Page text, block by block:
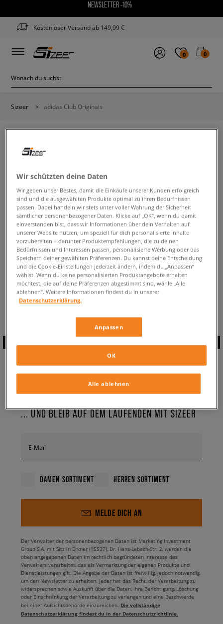
NEWSLETTER -10%
Kostenloser Versand ab 149,99 €
0 0
Sizeer > adidas Club Originals
Ändere den Suchbegriff. Versuche, weniger Filter zu
verwenden.
ZURÜCK ZUM SHOP
Aktuell schaust du:adidas Club OriginalsKollektion
Verfügbare Anzahl:0
ABONNIERE UNSEREN
NEWSLETTER
... UND BLEIB AUF DEM LAUFENDEN MIT SIZEER
E-Mail
DAMEN SORTIMENT HERREN SORTIMENT
MELDE DICH AN
Der Verwalter der personenbezogenen Daten ist Marketing Investment
Group S.A. mit Sitz in Erkner (15537), Dr. Hans-Lebach-Str. 2, werden die
oben angegebenen Daten im rechtlich begründeten Interesse des
Verwalters verarbeitet, das als Vermarktung der eigenen Produkte und
Dienstleistungen gilt. Die Angabe der Daten ist freiwillig, jedoch notwendig,
um den Newsletter zu erhalten. Jeder hat das Recht, der Verarbeitung zu
widersprechen sowie Auskunft über die Daten, ihre Berichtigung, Löschung
oder Einschränkung der Verarbeitung zu verlangen und eine Beschwerde
bei einer Aufsichtsbehörde einzureichen. Die vollständige
Datenschutzerklärung findest du in der Datenschutzrichtlinie.
Wir schützten deine Daten
Wir geben unser Bestes, damit die Einkäufe unserer Kunden erfolgreich
sind und die ausgewählten Produkte optimal zu ihren Bedürfnissen
passen. Dabei handeln wir stets unter voller Wahrung der Sicherheit
sämtlicher personenbezogener Daten. Klicke auf „OK“, wenn du damit
einverstanden bist, dass wir Informationen über dein Verhalten auf
unserer Website nutzen, um speziell für dich personalisierte Inhalte
vorzubereiten – darunter Produktempfehlungen, die zu deinen
Bedürfnissen und Interessen passen, personalisierte Werbung oder das
Speichern deiner gewählten Präferenzen. Du kannst deine Entscheidung
und die Cookie-Einstellungen jederzeit ändern, indem du „Anpassen“
wählst. Wenn du keine personalisierten Produktangebote erhalten
möchtest, die auf deine Präferenzen abgestimmt sind, wähle „Alle
ablehnen“. Weitere Informationen findest du in unserer
Datenschutzerklärung.
Anpassen
Alle ablehnen
OK